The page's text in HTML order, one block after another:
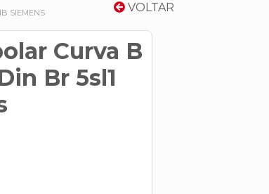
VOLTAR
SIEMENS
Curva B
Br 5sl1